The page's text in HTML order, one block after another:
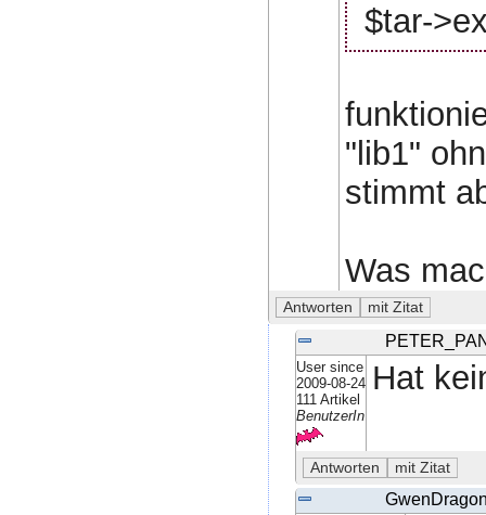
$tar-
"lib1"
stimmt
Was
User since
2009-08-24
111 Artikel
BenutzerIn
Hat